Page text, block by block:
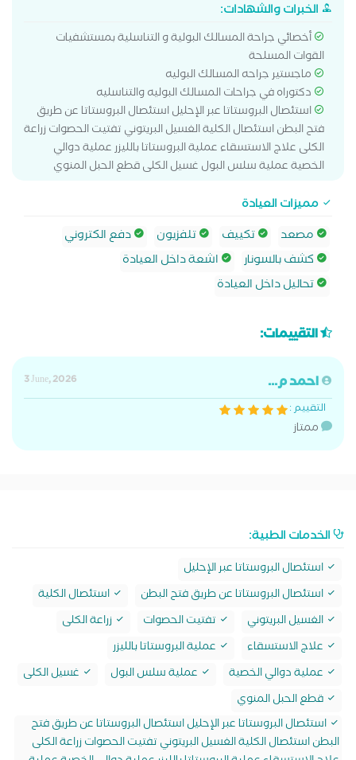
الخبرات والشهادات:
أخصائي جراحة المسالك البولية و التناسلية بمستشفيات
القوات المسلحة
ماجستير جراحه المسالك البوليه
دكتوراه في جراحات المسالك البوليه والتناسليه
استئصال البروستاتا عبر الإحليل استئصال البروستاتا عن طريق
فتح البطن استئصال الكلية الغسيل البريتوني تفتيت الحصوات زراعة
الكلى علاج الاستسقاء عملية البروستاتا بالليزر عملية دوالي
الخصية عملية سلس البول غسيل الكلى قطع الحبل المنوي
مميزات العيادة
مصعد
تكييف تلفزيون
دفع الكتروني
كشف بالسونار
اشعة داخل العيادة
تحاليل داخل العيادة
التقييمات:
احمد م...
3 June, 2026
التقييم :
ممتاز
الخدمات الطبية:
استئصال البروستاتا عبر الإحليل
استئصال البروستاتا عن طريق فتح البطن
استئصال الكلية
الغسيل البريتوني
تفتيت الحصوات
زراعة الكلى
علاج الاستسقاء
عملية البروستاتا بالليزر
عملية دوالي الخصية
عملية سلس البول
غسيل الكلى
قطع الحبل المنوي
استئصال البروستاتا عبر الإحليل استئصال البروستاتا عن طريق فتح
البطن استئصال الكلية الغسيل البريتوني تفتيت الحصوات زراعة الكلى